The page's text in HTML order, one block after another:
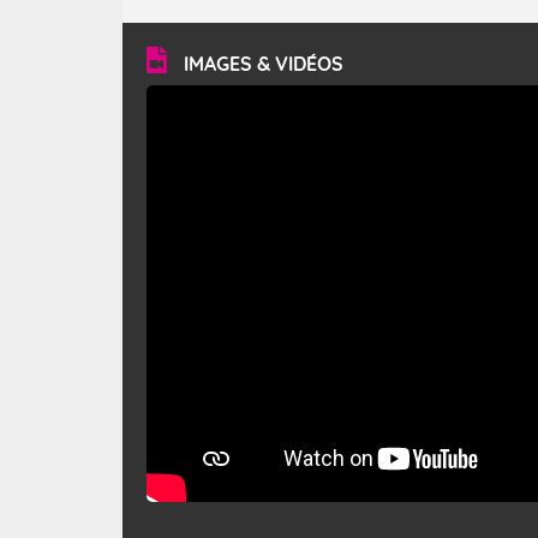
vitesse moyenne de 50 km/h et atteindre 80 à 100 km/h
en rafales, parfois davantage. Il parcourt la basse vallée
du Rhône et la Provence et envahit le littoral
méditerranéen à partir de la Camargue.
IMAGES & VIDÉOS